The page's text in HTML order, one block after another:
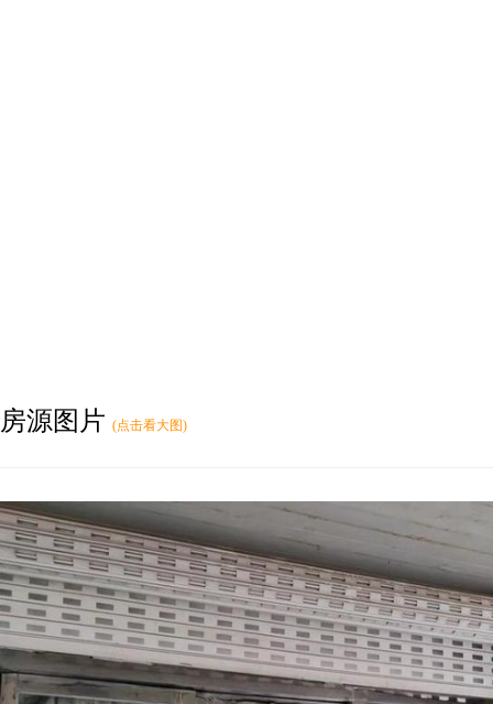
房源图片 (点击看大图)